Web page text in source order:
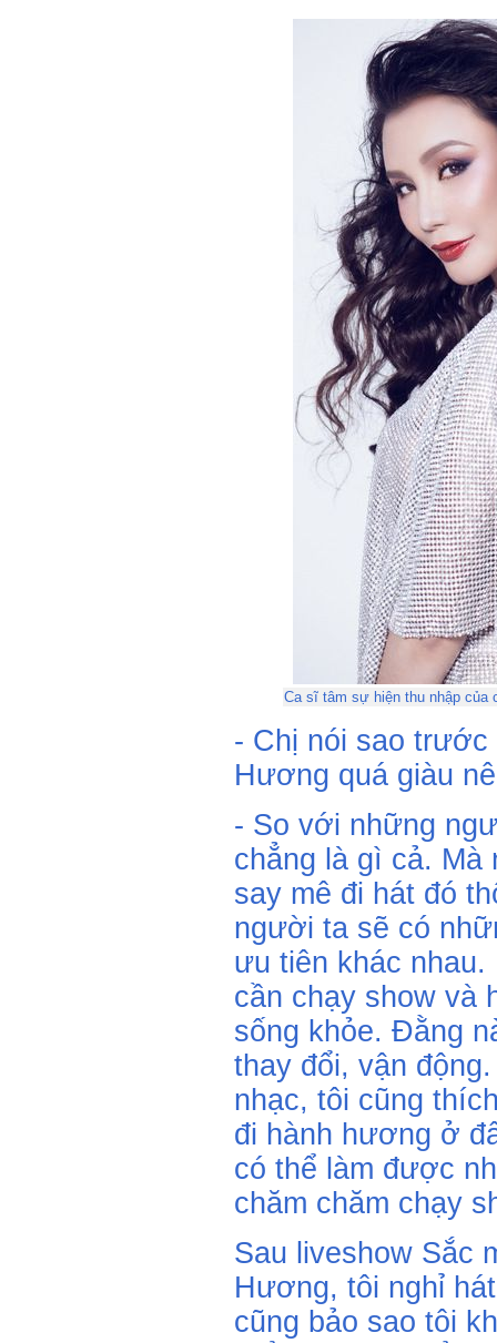
Ca sĩ tâm sự hiện thu nhập của
- Chị nói sao
Hương quá giàu
- So với những
chẳng là gì cả. Mà
say mê đi hát đó
người ta sẽ có
ưu tiên khác
cần chạy show và
sống khỏe. Đằng
thay đổi, vận
nhạc, tôi cũng
đi hành hương ở
có thể làm được
chăm chăm chạy
Sau liveshow Sắc
Hương, tôi nghỉ
cũng bảo sao tôi